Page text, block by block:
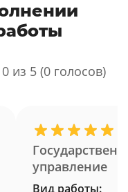
0 из 5 (0 голосов)
управление
Вид работы: